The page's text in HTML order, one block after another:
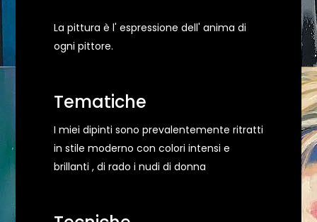
La pittura è l' espressione dell' anima di
ogni pittore.
Tematiche
I miei dipinti sono prevalentemente ritratti
in stile moderno con colori intensi e
brillanti , di rado i nudi di donna